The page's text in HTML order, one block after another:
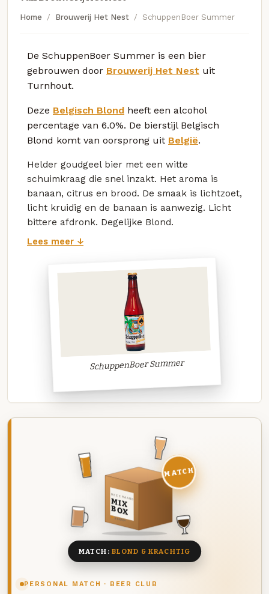
Home Brouwerij Het Nest SchuppenBoer Summer
De SchuppenBoer Summer is een bier
gebrouwen door Brouwerij Het Nest uit
Turnhout.
Deze Belgisch Blond heeft een alcohol
percentage van 6.0%. De bierstijl Belgisch
Blond komt van oorsprong uit België.
Helder goudgeel bier met een witte
schuimkraag die snel inzakt. Het aroma is
banaan, citrus en brood. De smaak is lichtzoet,
licht kruidig en de banaan is aanwezig. Licht
bittere afdronk. Degelijke Blond.
Lees meer ↓
SchuppenBoer Summer
PERSONAL MATCH · BEER CLUB
DEZE MAAND
MIX
BOX
8 BIEREN
MATCH
MATCH: BLOND & KRACHTIG